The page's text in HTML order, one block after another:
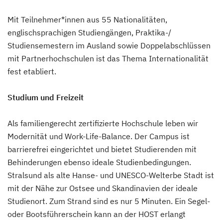
Mit Teilnehmer*innen aus 55 Nationalitäten,
englischsprachigen Studiengängen, Praktika-/
Studiensemestern im Ausland sowie Doppelabschlüssen
mit Partnerhochschulen ist das Thema Internationalität
fest etabliert.
Studium und Freizeit
Als familiengerecht zertifizierte Hochschule leben wir
Modernität und Work-Life-Balance. Der Campus ist
barrierefrei eingerichtet und bietet Studierenden mit
Behinderungen ebenso ideale Studienbedingungen.
Stralsund als alte Hanse- und UNESCO-Welterbe Stadt ist
mit der Nähe zur Ostsee und Skandinavien der ideale
Studienort. Zum Strand sind es nur 5 Minuten. Ein Segel-
oder Bootsführerschein kann an der HOST erlangt